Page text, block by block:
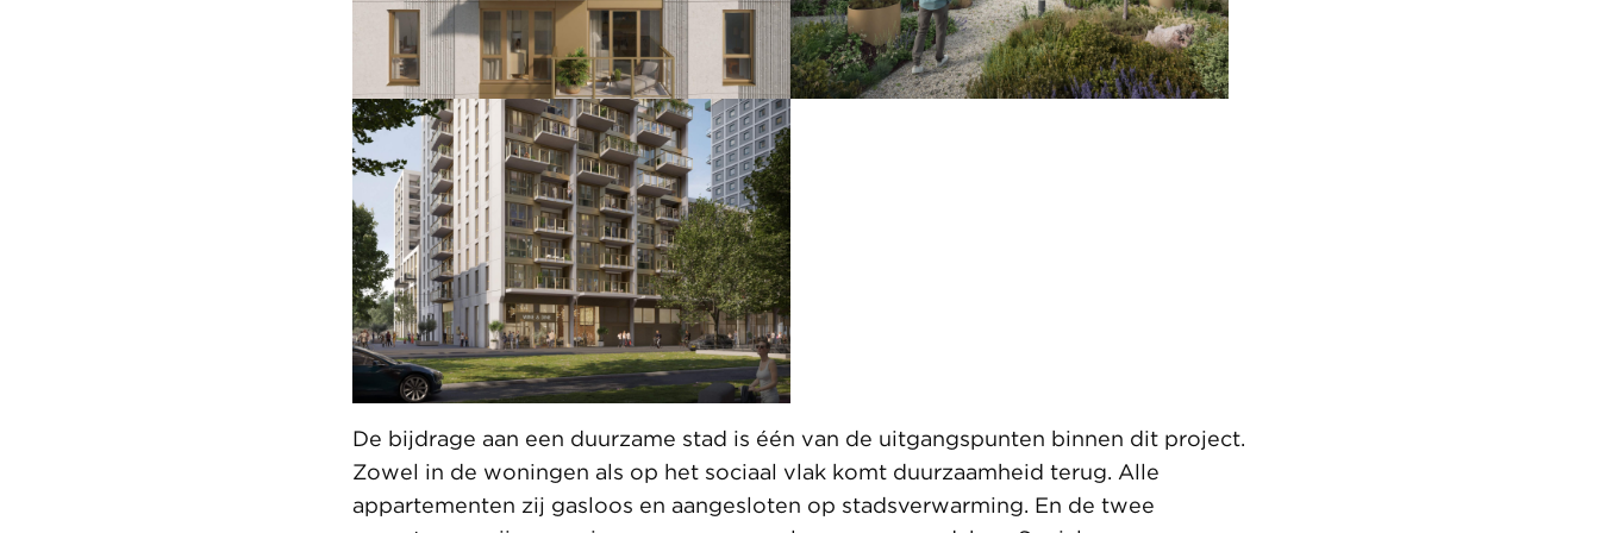
De bijdrage aan een duurzame stad is één van de uitgangspunten binnen dit project.
Zowel in de woningen als op het sociaal vlak komt duurzaamheid terug. Alle
appartementen zij gasloos en aangesloten op stadsverwarming. En de twee